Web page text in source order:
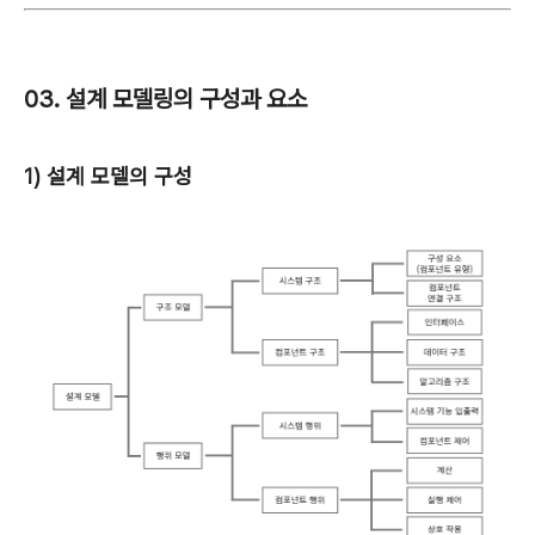
03. 설계 모델링의 구성과 요소
1) 설계 모델의 구성